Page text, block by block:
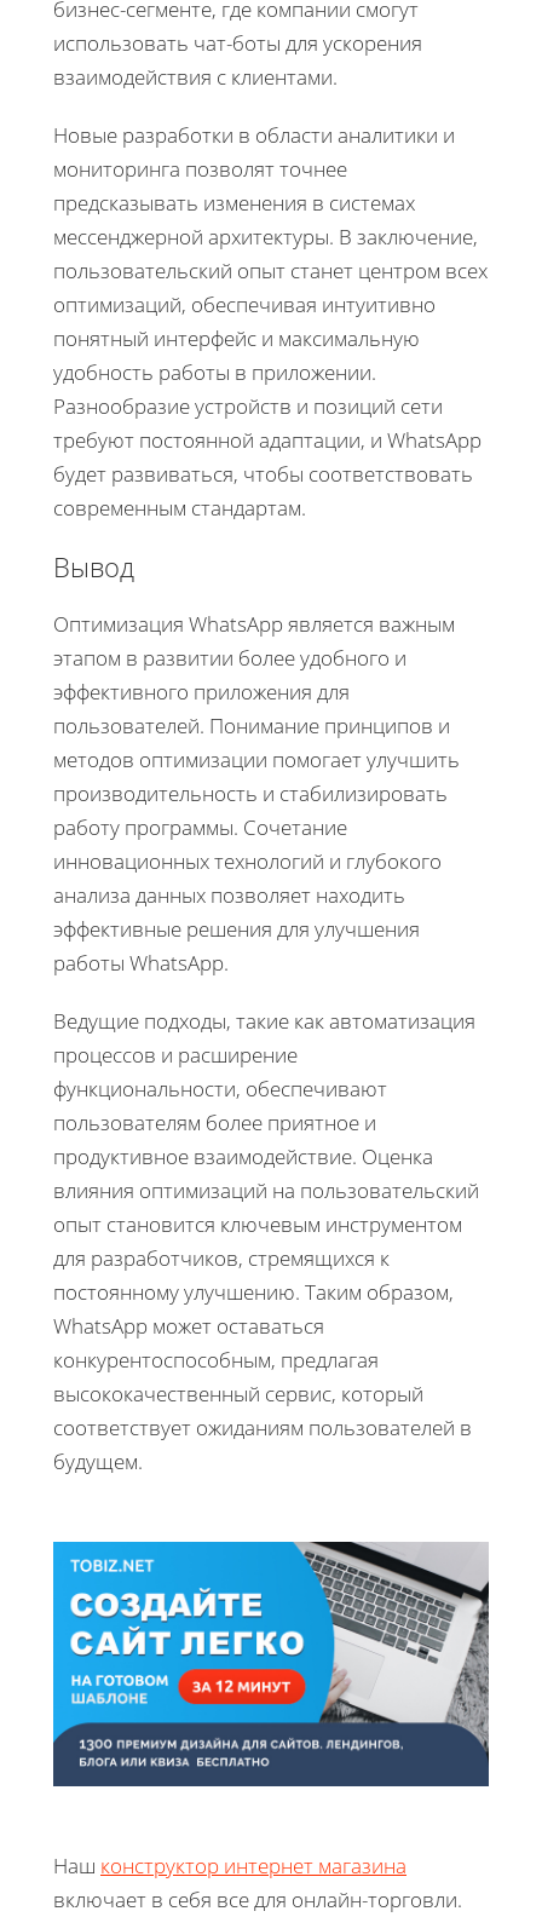
бизнес-сегменте, где компании смогут
использовать чат-боты для ускорения
взаимодействия с клиентами.
Новые разработки в области аналитики и
мониторинга позволят точнее
предсказывать изменения в системах
мессенджерной архитектуры. В заключение,
пользовательский опыт станет центром всех
оптимизаций, обеспечивая интуитивно
понятный интерфейс и максимальную
удобность работы в приложении.
Разнообразие устройств и позиций сети
требуют постоянной адаптации, и WhatsApp
будет развиваться, чтобы соответствовать
современным стандартам.
Вывод
Оптимизация WhatsApp является важным
этапом в развитии более удобного и
эффективного приложения для
пользователей. Понимание принципов и
методов оптимизации помогает улучшить
производительность и стабилизировать
работу программы. Сочетание
инновационных технологий и глубокого
анализа данных позволяет находить
эффективные решения для улучшения
работы WhatsApp.
Ведущие подходы, такие как автоматизация
процессов и расширение
функциональности, обеспечивают
пользователям более приятное и
продуктивное взаимодействие. Оценка
влияния оптимизаций на пользовательский
опыт становится ключевым инструментом
для разработчиков, стремящихся к
постоянному улучшению. Таким образом,
WhatsApp может оставаться
конкурентоспособным, предлагая
высококачественный сервис, который
соответствует ожиданиям пользователей в
будущем.
Наш конструктор интернет магазина
включает в себя все для онлайн-торговли.